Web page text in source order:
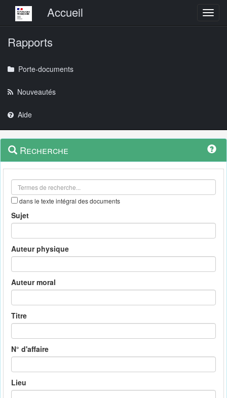
Menu principalAccueil
Rapports
Porte-documents
Nouveautés
Aide
Navigation
outils
Menu
contextuel
Recherche
dans le texte intégral des documents
Sujet
Auteur physique
Auteur moral
Titre
N° d'affaire
Lieu